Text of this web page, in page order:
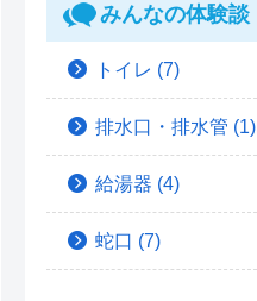
みんなの体験談
トイレ (7)
排水口・排水管 (1)
給湯器 (4)
蛇口 (7)